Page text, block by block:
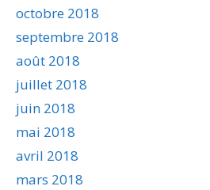
octobre 2018
septembre 2018
août 2018
juillet 2018
juin 2018
mai 2018
avril 2018
mars 2018